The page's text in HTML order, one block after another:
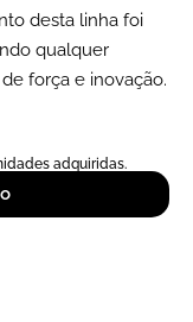
desta linha foi
qualquer
força e inovação.
adquiridas.